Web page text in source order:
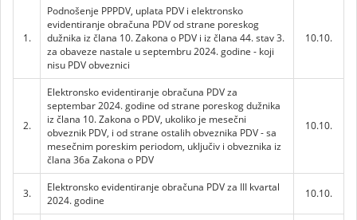
1.
Podnošenje PPPDV, uplata PDV i elektronsko
evidentiranje obračuna PDV od strane poreskog
dužnika iz člana 10. Zakona o PDV i iz člana 44. stav 3.
za obaveze nastale u septembru 2024. godine - koji
nisu PDV obveznici
10.10.
2.
Elektronsko evidentiranje obračuna PDV za
septembar 2024. godine od strane poreskog dužnika
iz člana 10. Zakona o PDV, ukoliko je mesečni
obveznik PDV, i od strane ostalih obveznika PDV - sa
mesečnim poreskim periodom, uključiv i obveznika iz
člana 36a Zakona o PDV
10.10.
3.
Elektronsko evidentiranje obračuna PDV za III kvartal
2024. godine
10.10.